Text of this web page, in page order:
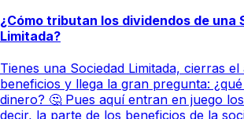
¿Cómo tributan los dividendos de una
Limitada?
Tienes una Sociedad Limitada, cierras
beneficios y llega la gran pregunta:
dinero? 🤔 Pues aquí entran en juego
decir, la parte de los beneficios de la